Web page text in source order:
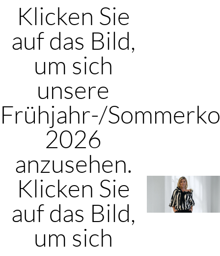
Klicken Sie
auf das Bild,
um sich
unsere
Frühjahr-/
2026
anzusehen.
Klicken Sie
auf das Bild,
um sich